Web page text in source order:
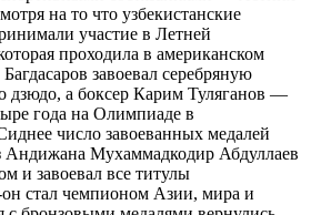
на то что узбекистанские
участие в Летней
проходила в американском
завоевал серебряную
дзюдо, а боксер Карим Туляганов —
года на Олимпиаде в
число завоеванных медалей
Андижана Мухаммадкодир Абдуллаев
и завоевал все титулы
он стал чемпионом Азии, мира и